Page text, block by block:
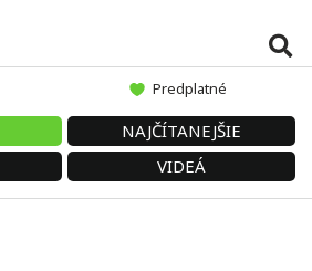
Predplatné
NAJČÍTANEJŠIE
VIDEÁ